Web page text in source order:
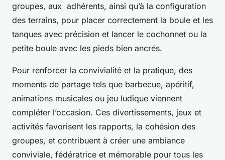
groupes, aux adhérents, ainsi qu’à la configuration
des terrains, pour placer correctement la boule et les
tanques avec précision et lancer le cochonnet ou la
petite boule avec les pieds bien ancrés.
Pour renforcer la convivialité et la pratique, des
moments de partage tels que barbecue, apéritif,
animations musicales ou jeu ludique viennent
compléter l’occasion. Ces divertissements, jeux et
activités favorisent les rapports, la cohésion des
groupes, et contribuent à créer une ambiance
conviviale, fédératrice et mémorable pour tous les